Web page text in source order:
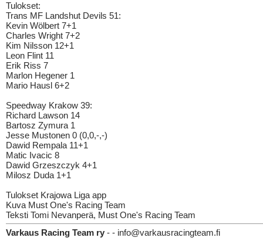
Tulokset:
Trans MF Landshut Devils 51:
Kevin Wölbert 7+1
Charles Wright 7+2
Kim Nilsson 12+1
Leon Flint 11
Erik Riss 7
Marlon Hegener 1
Mario Hausl 6+2
Speedway Krakow 39:
Richard Lawson 14
Bartosz Zymura 1
Jesse Mustonen 0 (0,0,-,-)
Dawid Rempala 11+1
Matic Ivacic 8
Dawid Grzeszczyk 4+1
Milosz Duda 1+1
Tulokset Krajowa Liga app
Kuva Must One's Racing Team
Teksti Tomi Nevanperä, Must One's Racing Team
Varkaus Racing Team ry - - info@varkausracingteam.fi